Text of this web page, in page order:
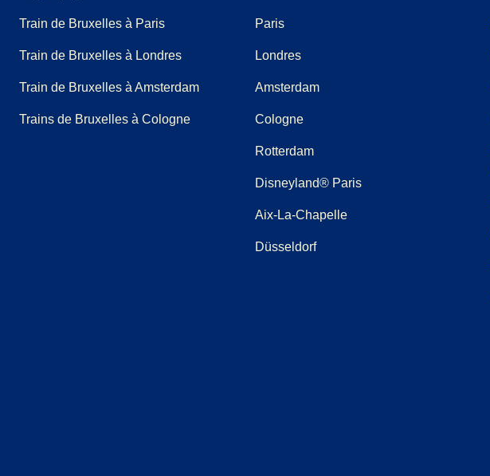
Train de Bruxelles à Paris
Train de Bruxelles à Londres
Train de Bruxelles à Amsterdam
Trains de Bruxelles à Cologne
Paris
Londres
Amsterdam
Cologne
Rotterdam
Disneyland® Paris
Aix-La-Chapelle
Düsseldorf